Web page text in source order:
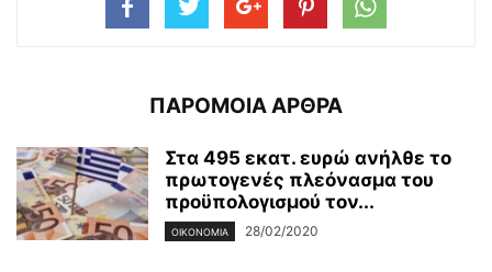
ΠΑΡΟΜΟΙΑ ΑΡΘΡΑ
Στα 495 εκατ. ευρώ ανήλθε το
πρωτογενές πλεόνασμα του
προϋπολογισμού τον...
ΟΙΚΟΝΟΜΊΑ 28/02/2020